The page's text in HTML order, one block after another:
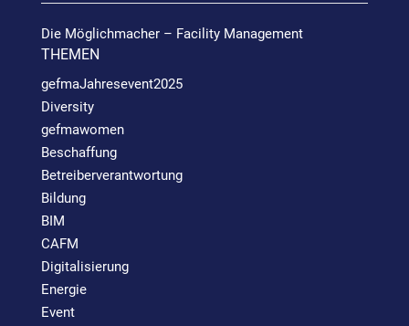
Die Möglichmacher – Facility Management
THEMEN
gefmaJahresevent2025
Diversity
gefmawomen
Beschaffung
Betreiberverantwortung
Bildung
BIM
CAFM
Digitalisierung
Energie
Event